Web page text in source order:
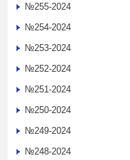
№255-2024
№254-2024
№253-2024
№252-2024
№251-2024
№250-2024
№249-2024
№248-2024